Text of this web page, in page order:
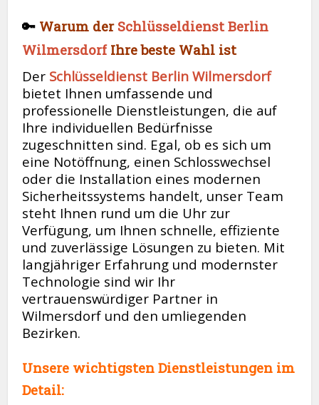
🔑 Warum der Schlüsseldienst Berlin
WilmersdorfIhre beste Wahl ist
Der Schlüsseldienst Berlin Wilmersdorf
bietet Ihnen umfassende und
professionelle Dienstleistungen, die auf
Ihre individuellen Bedürfnisse
zugeschnitten sind. Egal, ob es sich um
eine Notöffnung, einen Schlosswechsel
oder die Installation eines modernen
Sicherheitssystems handelt, unser Team
steht Ihnen rund um die Uhr zur
Verfügung, um Ihnen schnelle, effiziente
und zuverlässige Lösungen zu bieten. Mit
langjähriger Erfahrung und modernster
Technologie sind wir Ihr
vertrauenswürdiger Partner in
Wilmersdorf und den umliegenden
Bezirken.
Unsere wichtigsten Dienstleistungen im
Detail: